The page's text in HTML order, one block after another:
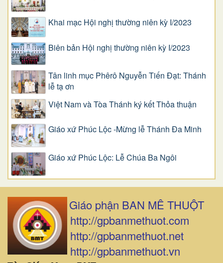
Khai mạc Hội nghị thường niên kỳ I/2023
Biên bản Hội nghị thường niên kỳ I/2023
Tân linh mục Phêrô Nguyễn Tiến Đạt: Thánh
lễ tạ ơn
Việt Nam và Tòa Thánh ký kết Thỏa thuận
Giáo xứ Phúc Lộc -Mừng lễ Thánh Đa Minh
Giáo xứ Phúc Lộc: Lễ Chúa Ba Ngôi
Giáo phận BAN MÊ THUỘT
http://gpbanmethuot.com
http://gpbanmethuot.net
http://gpbanmethuot.vn